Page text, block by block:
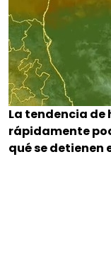
La tendencia de
rápidamente
qué se detienen